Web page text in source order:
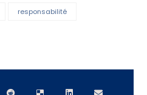
responsabilité